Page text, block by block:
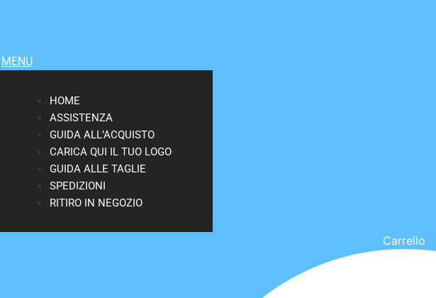
MENU
HOME
ASSISTENZA
GUIDA ALL’ACQUISTO
CARICA QUI IL TUO LOGO
GUIDA ALLE TAGLIE
SPEDIZIONI
RITIRO IN NEGOZIO
Carrello